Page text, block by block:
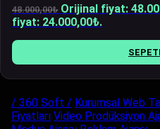
48.000,00₺ Orijinal fiyat:
fiyat: 24.000,00₺.
/ 360 Soft / Kurumsal Web
Fiyatları Video Prodüksiyon